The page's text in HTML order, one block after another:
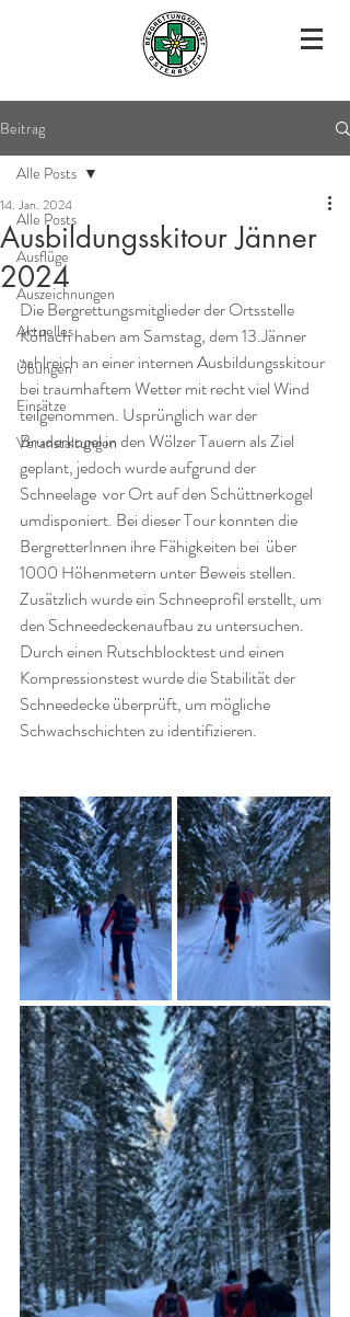
Beitrag
Alle Posts
Ausflüge
Auszeichnungen
Aktuelles
Übungen
Einsätze
Veranstaltungen
Alle Posts
Ausbildungsskitour Jänner
2024
14. Jan. 2024
Die Bergrettungsmitglieder der Ortsstelle
Köflach haben am Samstag, dem 13.Jänner
zahlreich an einer internen Ausbildungsskitour
bei traumhaftem Wetter mit recht viel Wind
teilgenommen. Usprünglich war der
Bruderkogel in den Wölzer Tauern als Ziel
geplant, jedoch wurde aufgrund der
Schneelage  vor Ort auf den Schüttnerkogel
umdisponiert. Bei dieser Tour konnten die
BergretterInnen ihre Fähigkeiten bei  über
1000 Höhenmetern unter Beweis stellen.
Zusätzlich wurde ein Schneeprofil erstellt, um
den Schneedeckenaufbau zu untersuchen.
Durch einen Rutschblocktest und einen
Kompressionstest wurde die Stabilität der
Schneedecke überprüft, um mögliche
Schwachschichten zu identifizieren.